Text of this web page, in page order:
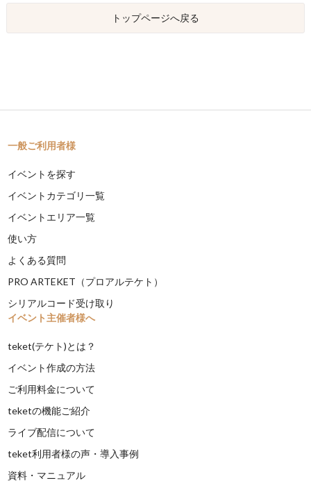
トップページへ戻る
一般ご利用者様
イベントを探す
イベントカテゴリ一覧
イベントエリア一覧
使い方
よくある質問
PRO ARTEKET（プロアルテケト）
シリアルコード受け取り
イベント主催者様へ
teket(テケト)とは？
イベント作成の方法
ご利用料金について
teketの機能ご紹介
ライブ配信について
teket利用者様の声・導入事例
資料・マニュアル